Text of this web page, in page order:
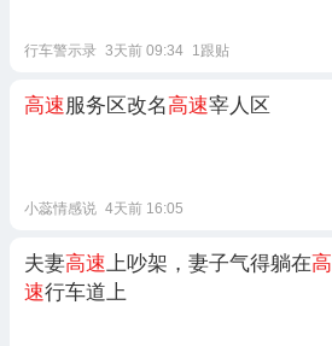
行车警示录 3天前 09:34 1跟贴
高速服务区改名高速宰人区
小蕊情感说 4天前 16:05
夫妻高速上吵架，妻子气得躺在高
速行车道上